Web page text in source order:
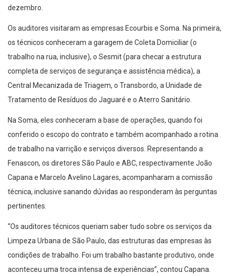
dezembro.
Os auditores visitaram as empresas Ecourbis e Soma. Na primeira,
os técnicos conheceram a garagem de Coleta Domiciliar (o
trabalho na rua, inclusive), o Sesmit (para checar a estrutura
completa de serviços de segurança e assistência médica), a
Central Mecanizada de Triagem, o Transbordo, a Unidade de
Tratamento de Resíduos do Jaguaré e o Aterro Sanitário.
Na Soma, eles conheceram a base de operações, quando foi
conferido o escopo do contrato e também acompanhado a rotina
de trabalho na varrição e serviços diversos. Representando a
Fenascon, os diretores São Paulo e ABC, respectivamente João
Capana e Marcelo Avelino Lagares, acompanharam a comissão
técnica, inclusive sanando dúvidas ao responderam às perguntas
pertinentes.
“Os auditores técnicos queriam saber tudo sobre os serviços da
Limpeza Urbana de São Paulo, das estruturas das empresas às
condições de trabalho. Foi um trabalho bastante produtivo, onde
aconteceu uma troca intensa de experiências”, contou Capana.